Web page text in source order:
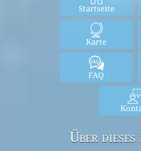
Startseite
Karte
FAQ
Über